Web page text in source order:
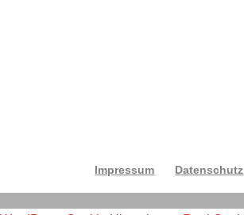
Impressum Datenschutz